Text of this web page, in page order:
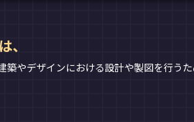
、
築やデザインにおける設計や製図を行う